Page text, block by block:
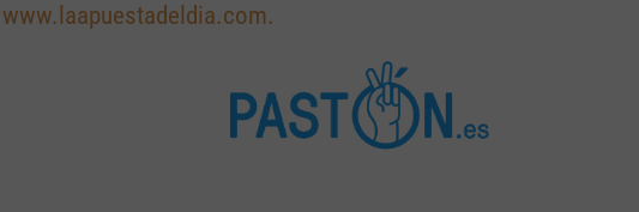
www.laapuestadeldia.com.